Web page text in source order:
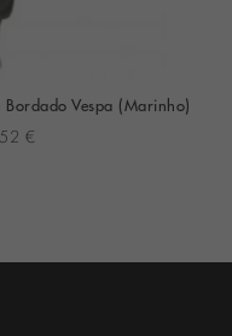
Vespa (Marinho)
€